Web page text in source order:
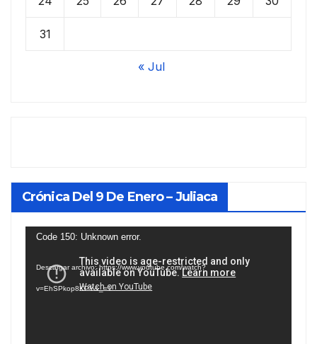
31
« Jul
Crónica Del 9 De Enero – Juliaca
Reproductor
vídeo
Code 150: Unknown error.
Descargar archivo: https://www.youtube.com/watch?
v=EhSPkop8KPY&_=1